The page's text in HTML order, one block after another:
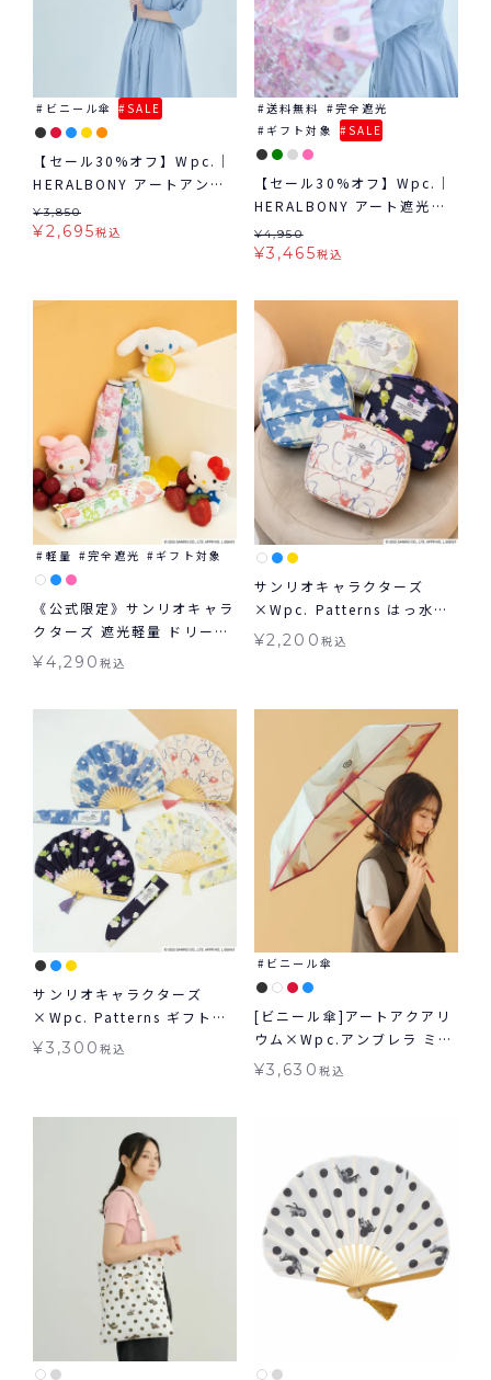
ビニール傘 SALE
【セール30%オフ】Wpc.｜
HERALBONY アートアンブ
レラ 雨傘 長傘 ビニール傘
¥3,850
¥2,695税込
送料無料
完全遮光
ギフト対象
SALE
【セール30%オフ】Wpc.｜
HERALBONY アート遮光日
傘 mini 日傘 折りたたみ ギ
フト対象 晴雨兼用
¥4,950
¥3,465税込
軽量 完全遮光 ギフト対象
《公式限定》サンリオキャラ
クターズ 遮光軽量 ドリーミ
ング ミニ 日傘 折りたたみ
¥4,290税込
サンリオキャラクターズ
×Wpc. Patterns はっ水ス
クエアポーチ グッズ ギフト
¥2,200 税込
サンリオキャラクターズ
×Wpc. Patterns ギフトボ
ックス入り扇子 グッズ ギフ
¥3,300税込
ビニール傘
[ビニール傘]アートアクアリ
ウム×Wpc.アンブレラ ミニ
¥3,630 税込